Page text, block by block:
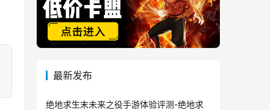
最新发布
绝地求生末未来之役手游体验评测-绝地求